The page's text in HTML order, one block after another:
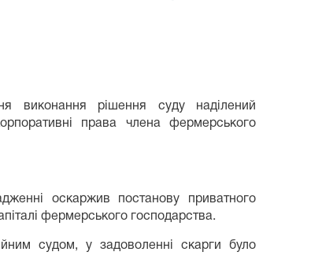
виконання рішення суду наділений
права члена фермерського
оскаржив постанову приватного
фермерського господарства.
судом, у задоволенні скарги було